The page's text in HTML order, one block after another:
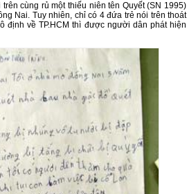
cùng rủ một thiếu niên tên Quyết (SN 1995)
Nai. Tuy nhiên, chỉ có 4 đứa trẻ nói trên thoát
định về TP.HCM thì được người dân phát hiện